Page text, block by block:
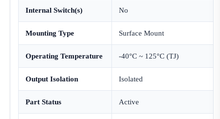
Internal Switch(s) No
Mounting Type Surface Mount
Operating Temperature -40°C ~ 125°C (TJ)
Output Isolation Isolated
Part Status Active